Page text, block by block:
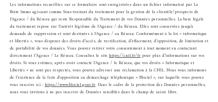
Les informations recueillies sur ce formulaire sont enregistrées dans un fichier informatisé par La
Boite Immo agissant comme Sous-traitant du traitement pour la gestion de la clientèle/prospects de
l'Agence / du Réseau qui reste Responsable du Traitement de vos Données personnelles. La base légale
du traitement repose sur l'intérêt légitime de l'Agence / du Réseau. Elles sont conservées jusqu'à
demande de suppression et sont destinées à l'Agence / au Réseau. Conformément à la loi « informatique
et libertés », vous disposez des droits d’accès, de rectification, d’effacement, d’opposition, de limitation et
de portabilité de vos données. Vous pouvez retirer votre consentement à tout moment en contactant
directement l’Agence / Le Réseau. Consultez le site https://cnil.fr/frpour plus d’informations sur vos
droits. Si vous estimez, après avoir contacté l'Agence / le Réseau, que vos droits « Informatique et
Libertés » ne sont pas respectés, vous pouvez adresser une réclamation à la CNIL. Nous vous informons
de l’existence de la liste d'opposition au démarchage téléphonique « Bloctel », sur laquelle vous pouvez
vous inscrire ici :https://www.bloctel.gouv.fr. Dans le cadre de la protection des Données personnelles,
nous vous invitons à ne pas inscrire de Données sensibles dans le champ de saisie libre.